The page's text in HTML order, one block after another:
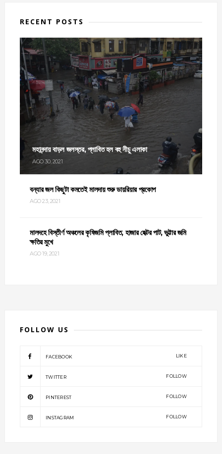
RECENT POSTS
মহানন্দায় বাড়ল জলস্তর, প্লাবিত হল বহু নীচু এলাকা
AGO 30, 2021
বন্যার জল কিছুটা কমতেই মালদায় শুরু ডায়রিয়ার প্রকোপ
AGO 23, 2021
মালদহে বিস্তীর্ণ অঞ্চলের কৃষিজমি প্লাবিত, হাজার হেক্টর পাট, ভুট্টার জমি
ক্ষতির মুখে
AGO 19, 2021
FOLLOW US
FACEBOOK LIKE
TWITTER FOLLOW
PINTEREST FOLLOW
INSTAGRAM FOLLOW